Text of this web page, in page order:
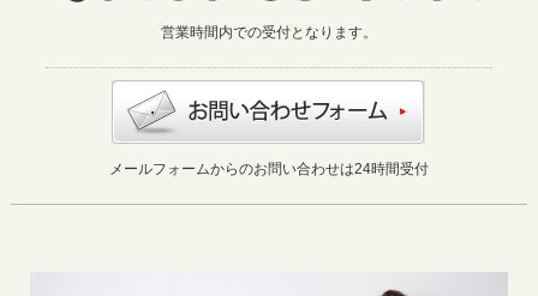
営業時間内での受付となります。
メールフォームからのお問い合わせは24時間受付